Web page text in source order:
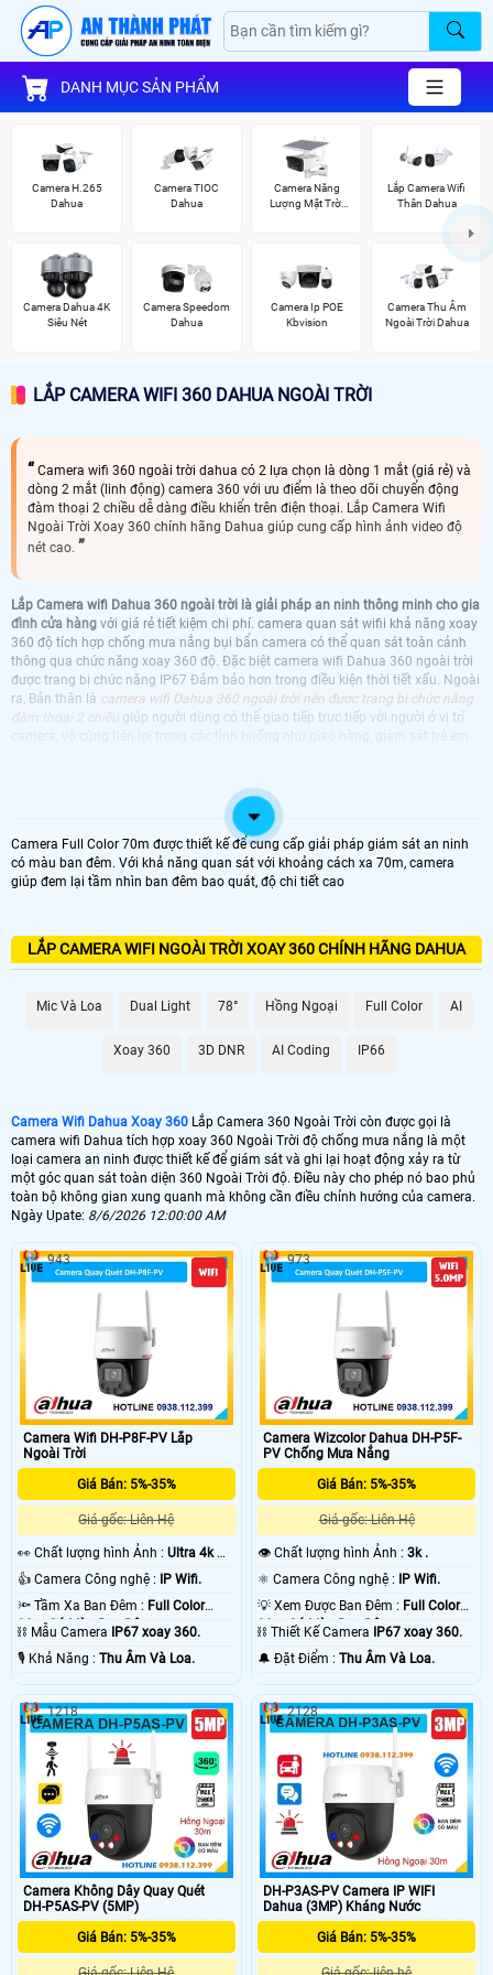
DANH MỤC SẢN PHẨM
Camera H.265
Dahua
Camera TIOC
Dahua
Camera Năng
Lượng Mặt Trời
Lắp Camera Wifi
Thân Dahua
Camera Dahua 4K
Siêu Nét
Camera Speedom
Dahua
Camera Ip POE
Kbvision
Camera Thu Âm
Ngoài Trời Dahua
LẮP CAMERA WIFI 360 DAHUA NGOÀI TRỜI
Camera wifi 360 ngoài trời dahua có 2 lựa chọn là dòng 1 mắt (giá rẻ) và
dòng 2 mắt (linh động) camera 360 với ưu điểm là theo dõi chuyển động
đàm thoại 2 chiều dễ dàng điều khiển trên điện thoại. Lắp Camera Wifi
Ngoài Trời Xoay 360 chính hãng Dahua giúp cung cấp hình ảnh video độ
nét cao.
Lắp Camera wifi Dahua 360 ngoài trời là giải pháp an ninh thông minh cho gia
đình cửa hàng với giá rẻ tiết kiệm chi phí. camera quan sát wifii khả năng xoay
360 độ tích hợp chống mưa nắng bụi bẩn camera có thể quan sát toàn cảnh
thông qua chức năng xoay 360 độ. Đặc biệt camera wifi Dahua 360 ngoài trời
được trang bị chức năng IP67 Đảm bảo hơn trong điều kiện thời tiết xấu. Ngoài
ra, Bản thân là camera wifi Dahua 360 ngoài trời nên được trang bị chức năng
đàm thoại 2 chiều giúp người dùng có thể giao tiếp trực tiếp với người ở vị trí
CAMERA WIFI DAHUA 360 NGOÀI TRỜI
KBVISION GIÁ RẺ CHÂT LƯỢNG CAO
CAMERA WIFI DAHUA 360 NGOÀI TRỜI
HIKVISION NGOÀI TRỜI
CAMERA WIFI DAHUA 360 NGOÀI TRỜI LÁP
NGOÀI TRỜI
CAMERA WIFI DAHUA 360 NGOÀI TRỜI
CAMERA WIFI DAHUA 360 NGOÀI TRỜI
Với độ phân giải cao bở
i công nghệ IP nên chất lượng camera wifi Dahua
ngoài 360 rất săc nét,cả ngày lẫn đêm cùng kết nối wifi Dahua mạnh mẽ tích
hợp thêm cổng RJ45 ổn định hơn,
camera wifi Dahua 360 ngoài trời là lựa
phù hợp nhất để bảo vệ không gian sống và làm việc của bạn
một cách toàn diện.
Camera Full Color 70m được thiết kế để cung cấp giải pháp giám sát an ninh
có màu ban đêm. Với khả năng quan sát với khoảng cách xa 70m, camera
giúp đem lại tầm nhìn ban đêm bao quát, độ chi tiết cao
LẮP CAMERA WIFI NGOÀI TRỜI XOAY 360 CHÍNH HÃNG DAHUA
Mic Và Loa Dual Light 78° Hồng Ngoại Full Color AI
Xoay 360 3D DNR AI Coding IP66
Camera Wifi Dahua Xoay 360 Lắp Camera 360 Ngoài Trời còn được gọi là
camera wifi Dahua tích hợp xoay 360 Ngoài Trời độ chống mưa nắng là một
loại camera an ninh được thiết kế để giám sát và ghi lại hoạt động xảy ra từ
một góc quan sát toàn diện 360 Ngoài Trời độ. Điều này cho phép nó bao phủ
toàn bộ không gian xung quanh mà không cần điều chỉnh hướng của camera.
Ngày Upate: 8/6/2026 12:00:00 AM
Camera Wifi DH-P8F-PV Lắp
Ngoài Trời
Giá Bán: 5%-35%
Giá gốc: Liên Hệ
️👀 Chất lượng hình Ảnh : Ultra 4k 👍🏾
👍 Camera Công nghệ :
IP Wifi.
🔦 Tầm Xa Ban Đêm : Full Color
30m Có Màu Ban Ðêm.
⛓ Mẫu Camera
IP67 xoay 360.
️🎙 Khả Năng : Thu Âm Và Loa.
943
Camera Wizcolor Dahua DH-P5F-
PV Chống Mưa Nắng
Giá Bán: 5%-35%
Giá gốc: Liên Hệ
👁 Chất lượng hình Ảnh :3k .
⚛️ Camera Công nghệ :
IP Wifi.
💡 Xem Được Ban Đêm : Full Color
30m Có Màu Ban Ðêm.
⛓ Thiết Kế Camera
IP67 xoay 360.
️🔔 Đặt Điểm :Thu Âm Và Loa.
973
Camera Không Dây Quay Quét
DH-P5AS-PV (5MP)
Giá Bán: 5%-35%
1218
DH-P3AS-PV Camera IP WIFI
Dahua (3MP) Kháng Nước
Giá Bán: 5%-35%
2128